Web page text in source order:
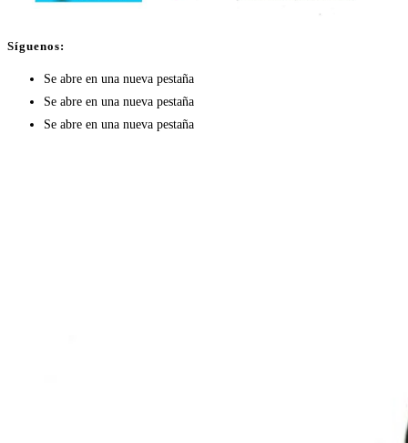
Síguenos:
Se abre en una nueva pestaña
Se abre en una nueva pestaña
Se abre en una nueva pestaña